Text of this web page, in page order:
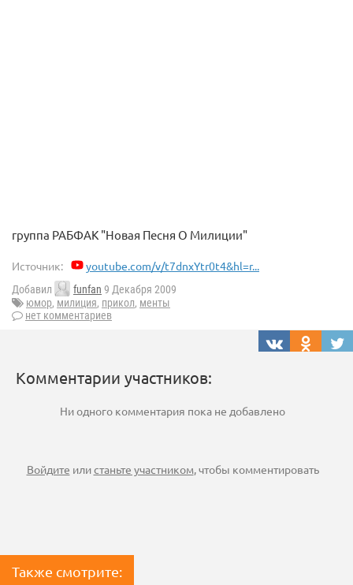
группа РАБФАК "Новая Песня О Милиции"
Источник: youtube.com/v/t7dnxYtr0t4&hl=r...
Добавил funfan 9 Декабря 2009
юмор, милиция, прикол, менты
нет комментариев
Комментарии участников:
Ни одного комментария пока не добавлено
Войдите илистаньте участником, чтобы комментировать
Также смотрите: